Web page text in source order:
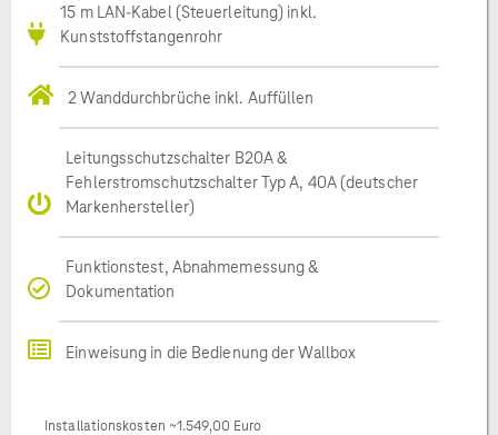
15 m LAN-Kabel (Steuerleitung) inkl.
Kunststoffstangenrohr
2 Wanddurchbrüche inkl. Auffüllen
Leitungsschutzschalter B20A &
Fehlerstromschutzschalter Typ A, 40A (deutscher
Markenhersteller)
Funktionstest, Abnahmemessung &
Dokumentation
Einweisung in die Bedienung der Wallbox
Installationskosten ~1.549,00 Euro